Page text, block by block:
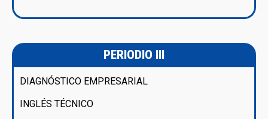
PERIODIO III
DIAGNÓSTICO EMPRESARIAL
INGLÉS TÉCNICO